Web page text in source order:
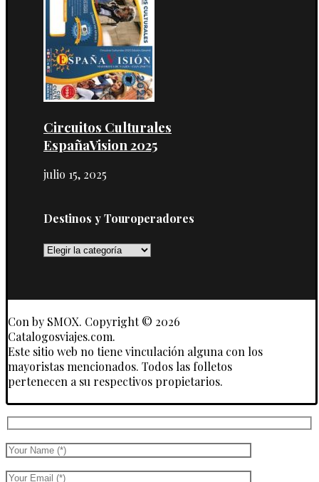
Circuitos Culturales
EspañaVision 2025
julio 15, 2025
Destinos y Touroperadores
Destinos
Con by SMOX. Copyright © 2026
Catalogosviajes.com.
Este sitio web no tiene vinculación alguna con los
mayoristas mencionados. Todos las folletos
pertenecen a su respectivos propietarios.